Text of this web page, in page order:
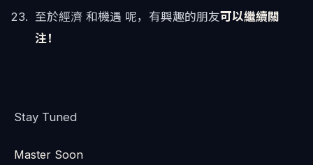
至於經濟 和機遇 呢，有興趣的朋友可以繼續關
注！
Stay Tuned
Master Soon